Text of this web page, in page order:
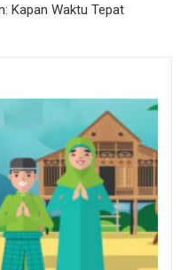
Kapan Waktu Tepat